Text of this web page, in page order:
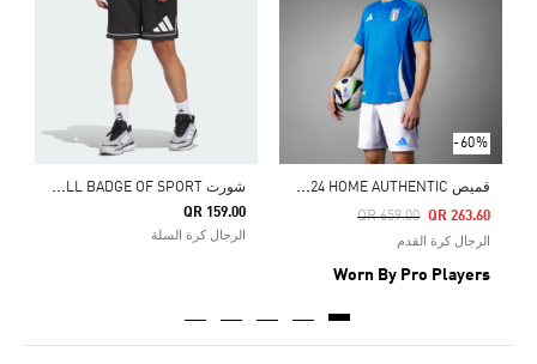
-60%
ق
ميص ITALY 2024 HOME AUTHENTIC
Price Reduced From
QR 659.00
To QR 263.60
الرجال كرة القدم
Worn By Pro Players
ش
ورت ADIDAS BASKETBALL BADGE OF SPORT
QR 159.00
الرجال كرة السلة
Price Reduced From